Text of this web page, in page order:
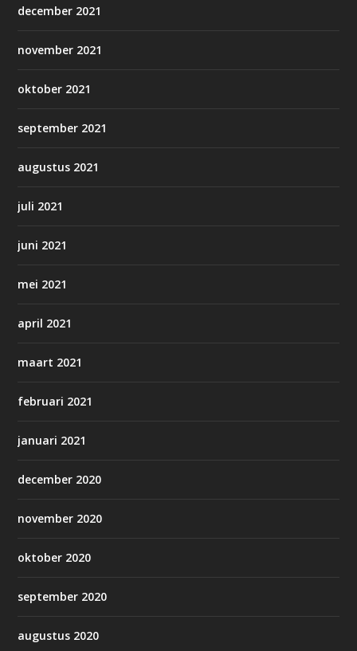
december 2021
november 2021
oktober 2021
september 2021
augustus 2021
juli 2021
juni 2021
mei 2021
april 2021
maart 2021
februari 2021
januari 2021
december 2020
november 2020
oktober 2020
september 2020
augustus 2020